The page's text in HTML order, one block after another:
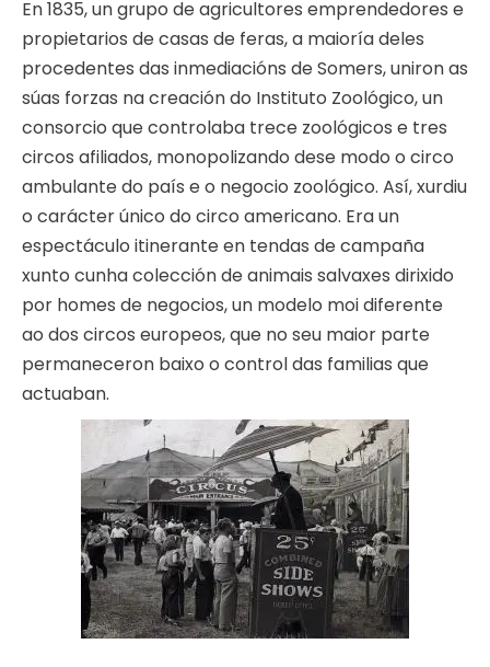
En 1835, un grupo de agricultores emprendedores e
propietarios de casas de feras, a maioría deles
procedentes das inmediacións de Somers, uniron as
súas forzas na creación do Instituto Zoológico, un
consorcio que controlaba trece zoológicos e tres
circos afiliados, monopolizando dese modo o circo
ambulante do país e o negocio zoológico. Así, xurdiu
o carácter único do circo americano. Era un
espectáculo itinerante en tendas de campaña
xunto cunha colección de animais salvaxes dirixido
por homes de negocios, un modelo moi diferente
ao dos circos europeos, que no seu maior parte
permaneceron baixo o control das familias que
actuaban.